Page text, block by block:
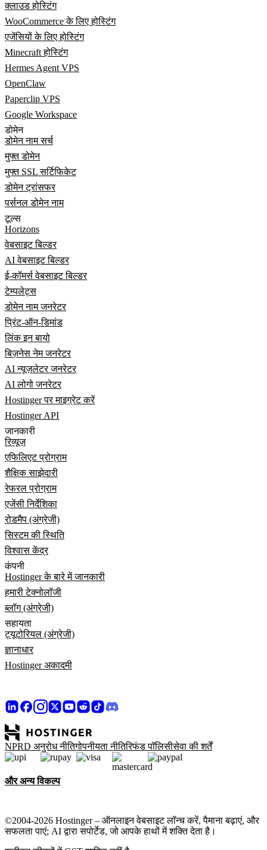
क्लाउड होस्टिंग
WooCommerce के लिए होस्टिंग
एजेंसियों के लिए होस्टिंग
Minecraft होस्टिंग
Hermes Agent VPS
OpenClaw
Paperclip VPS
Google Workspace
डोमेन
डोमेन नाम सर्च
मुफ्त डोमेन
मुफ्त SSL सर्टिफिकेट
डोमेन ट्रांसफर
पर्सनल डोमेन नाम
टूल्स
Horizons
वेबसाइट बिल्डर
AI वेबसाइट बिल्डर
ई-कॉमर्स वेबसाइट बिल्डर
टेम्पलेट्स
डोमेन नाम जनरेटर
प्रिंट-ऑन-डिमांड
लिंक इन बायो
बिज़नेस नेम जनरेटर
AI न्यूज़लेटर जनरेटर
AI लोगो जनरेटर
Hostinger पर माइग्रेट करें
Hostinger API
जानकारी
रिव्यूज़
एफिलिएट प्रोग्राम
शैक्षिक साझेदारी
रेफरल प्रोग्राम
एजेंसी निर्देशिका
रोडमैप (अंग्रेजी)
सिस्टम की स्थिति
विश्वास केंद्र
कंपनी
Hostinger के बारे में जानकारी
हमारी टेक्नोलॉजी
ब्लॉग (अंग्रेजी)
सहायता
ट्यूटोरियल (अंग्रेजी)
ज्ञानाधार
Hostinger अकादमी
NPRD अनुरोध नीतिगोपनीयता नीतिरिफंड पॉलिसीसेवा की शर्तें
और अन्य विकल्प
©2004-2026 Hostinger – ऑनलाइन वेबसाइट लॉन्च करें, पैमाना बढ़ाएं, और
सफलता पाएं; AI द्वारा सपोर्टेड, जो आपके हाथों में शक्ति देता है।